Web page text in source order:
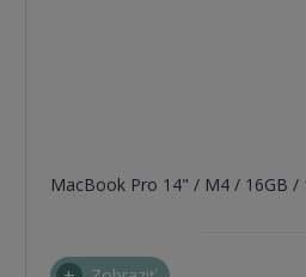
MacBook Pro 14" / M4 / 16GB /